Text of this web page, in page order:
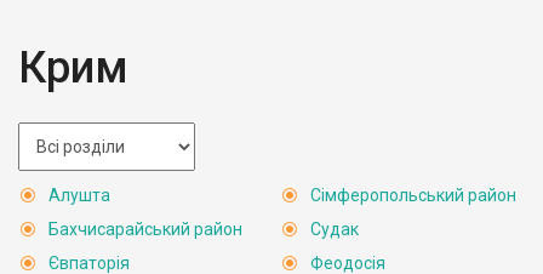
Крим
Алушта
Бахчисарайський район
Євпаторія
Сімферопольський район
Судак
Феодосія